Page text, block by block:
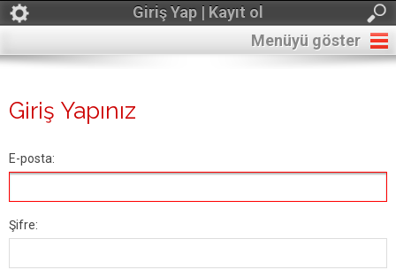
Giriş Yap | Kayıt ol
Menüyü göster
Giriş Yapınız
E-posta:
Şifre: